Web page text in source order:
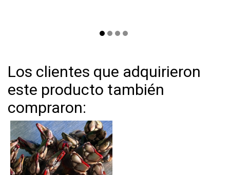
Los clientes que adquirieron
este producto también
compraron: